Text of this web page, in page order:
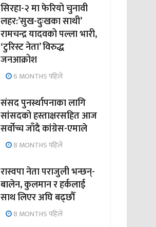
सिरहा-२ मा फेरियो चुनावी
लहर:’सुख-दुःखका साथी’
रामचन्द्र यादवको पल्ला भारी,
‘टुरिस्ट नेता’ विरुद्ध
जनआक्रोश
6 MONTHS पहिले
संसद पुनर्स्थापनाका लागि
सांसदको हस्ताक्षरसहित आज
सर्वोच्च जाँदै कांग्रेस-एमाले
8 MONTHS पहिले
रास्वपा नेता पराजुली भन्छन्-
बालेन, कुलमान र हर्कलाई
साथ लिएर अघि बढ्छौँ
8 MONTHS पहिले